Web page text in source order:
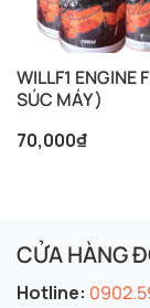
WILLF1 ENGINE
SÚC MÁY )
70,000₫
CỬA HÀNG
Hotline: